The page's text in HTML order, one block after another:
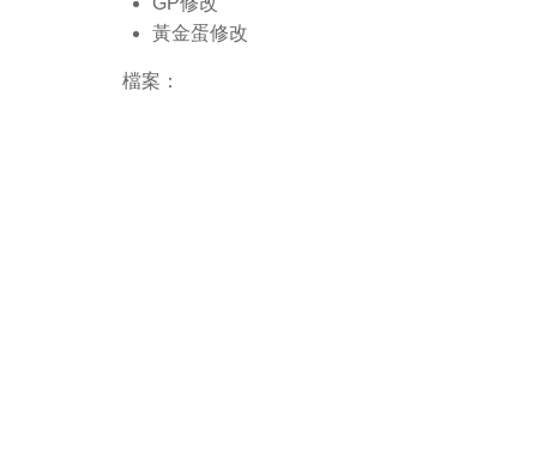
黃金蛋修改
檔案：